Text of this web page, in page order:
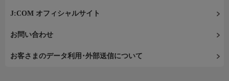
J:COM オフィシャルサイト
お問い合わせ
お客さまのデータ利用･外部送信について